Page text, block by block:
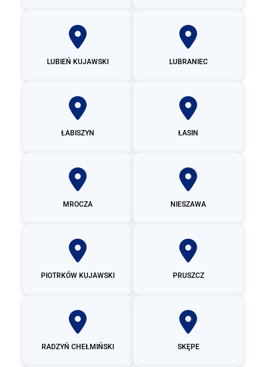
LUBIEŃ KUJAWSKI LUBRANIEC
ŁABISZYN ŁASIN
MROCZA NIESZAWA
PIOTRKÓW KUJAWSKI PRUSZCZ
RADZYŃ CHEŁMIŃSKI SKĘPE